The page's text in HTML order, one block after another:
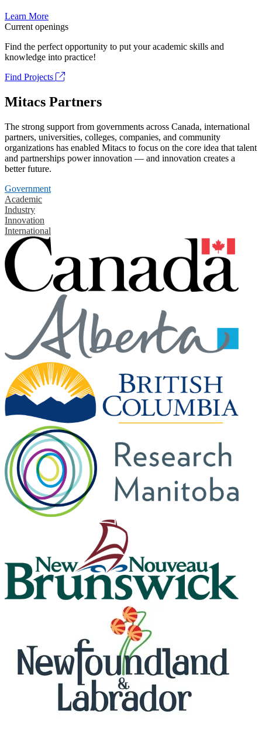
Learn More
Current openings
Find the perfect opportunity to put your academic skills and
knowledge into practice!
Find Projects
Mitacs Partners
The strong support from governments across Canada, international
partners, universities, colleges, companies, and community
organizations has enabled Mitacs to focus on the core idea that talent
and partnerships power innovation — and innovation creates a
better future.
Government
Academic
Industry
Innovation
International